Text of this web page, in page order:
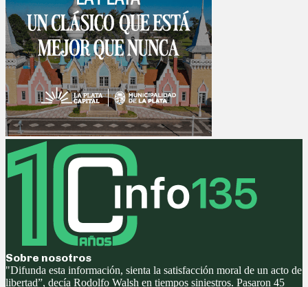
Sobre nosotros
"Difunda esta información, sienta la satisfacción moral de un acto de
libertad”, decía Rodolfo Walsh en tiempos siniestros. Pasaron 45